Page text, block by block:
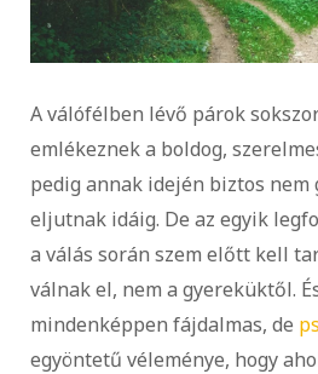
A válófélben lévő párok
emlékeznek a boldog,
pedig annak idején biztos nem
eljutnak idáig. De az egyik
a válás során szem előtt kell
válnak el, nem a gyereküktől.
mindenképpen fájdalmas, de
egyöntetű véleménye, hogy